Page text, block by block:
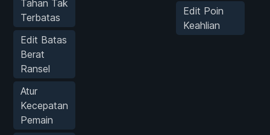
Tahan Tak
Terbatas
Edit Batas
Berat
Ransel
Atur
Kecepatan
Pemain
Edit Poin
Keahlian